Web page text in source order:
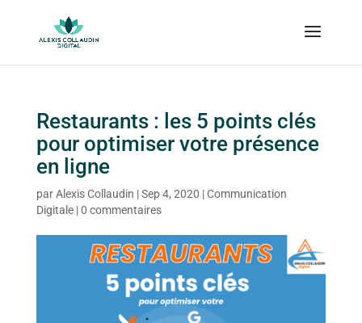
Restaurants : les 5 points clés
pour optimiser votre présence
en ligne
parAlexis Collaudin |Sep 4, 2020 |Communication
Digitale|0 commentaires